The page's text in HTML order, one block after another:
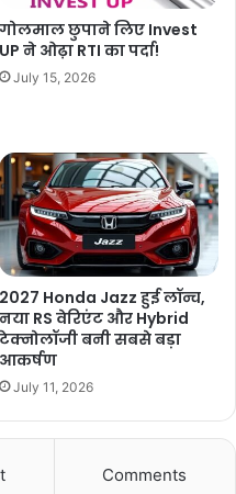
गोलमाल छुपाने लिए Invest
UP ने ओढ़ा RTI का पर्दा!
July 15, 2026
2027 Honda Jazz हुई लॉन्च,
नया RS वेरिएंट और Hybrid
टेक्नोलॉजी बनी सबसे बड़ा
आकर्षण
July 11, 2026
Comments